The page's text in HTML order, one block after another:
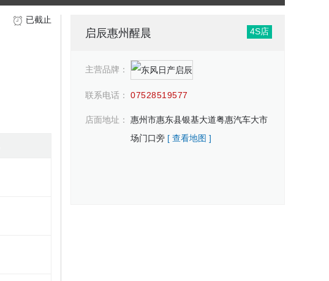
已截止
启辰惠州醒晨 4S店
主营品牌：
联系电话： 07528519577
店面地址：
惠州市惠东县银基大道粤惠汽车大市
场门口旁 [ 查看地图 ]